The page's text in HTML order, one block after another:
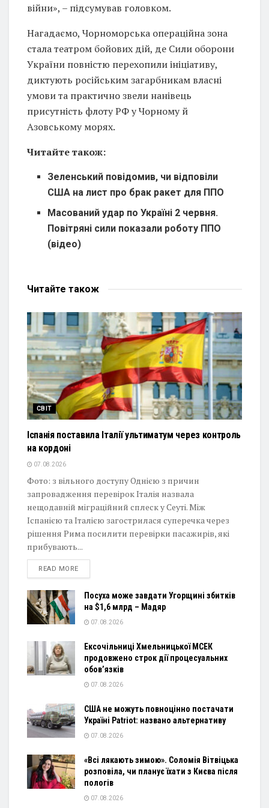
війни», – підсумував головком.
Нагадаємо, Чорноморська операційна зона
стала театром бойових дій, де Сили оборони
України повністю перехопили ініціативу,
диктують російським загарбникам власні
умови та практично звели нанівець
присутність флоту РФ у Чорному й
Азовському морях.
Читайте також:
Зеленський повідомив, чи відповіли
США на лист про брак ракет для ППО
Масований удар по Україні 2 червня.
Повітряні сили показали роботу ППО
(відео)
Читайте також
СВІТ
Іспанія поставила Італії ультиматум через контроль
на кордоні
07.08.2026
Фото: з вільного доступу Однією з причин
запровадження перевірок Італія назвала
нещодавній міграційний сплеск у Сеуті. Між
Іспанією та Італією загострилася суперечка через
рішення Рима посилити перевірки пасажирів, які
прибувають...
READ MOREDETAILS
Посуха може завдати Угорщині збитків
на $1,6 млрд – Мадяр
07.08.2026
Ексочільниці Хмельницької МСЕК
продовжено строк дії процесуальних
обов’язків
07.08.2026
США не можуть повноцінно постачати
Україні Patriot: названо альтернативу
07.08.2026
«Всі лякають зимою». Соломія Вітвіцька
розповіла, чи планує їхати з Києва після
пологів
07.08.2026